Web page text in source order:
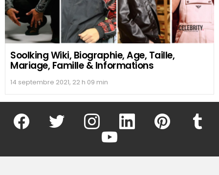
Soolking Wiki, Biographie, Age, Taille,
Mariage, Famille & Informations
14 septembre 2021, 22 h 09 min
facebook twitter instagram linkedin pinterest
youtube